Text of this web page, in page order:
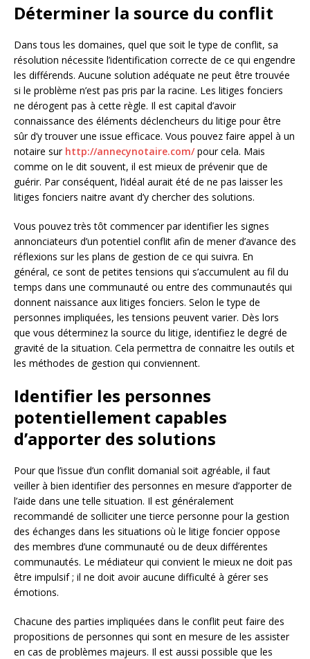
Déterminer la source du conflit
Dans tous les domaines, quel que soit le type de conflit, sa
résolution nécessite l’identification correcte de ce qui engendre
les différends. Aucune solution adéquate ne peut être trouvée
si le problème n’est pas pris par la racine. Les litiges fonciers
ne dérogent pas à cette règle. Il est capital d’avoir
connaissance des éléments déclencheurs du litige pour être
sûr d’y trouver une issue efficace. Vous pouvez faire appel à un
notaire sur http://annecynotaire.com/pour cela. Mais
comme on le dit souvent, il est mieux de prévenir que de
guérir. Par conséquent, l’idéal aurait été de ne pas laisser les
litiges fonciers naitre avant d’y chercher des solutions.
Vous pouvez très tôt commencer par identifier les signes
annonciateurs d’un potentiel conflit afin de mener d’avance des
réflexions sur les plans de gestion de ce qui suivra. En
général, ce sont de petites tensions qui s’accumulent au fil du
temps dans une communauté ou entre des communautés qui
donnent naissance aux litiges fonciers. Selon le type de
personnes impliquées, les tensions peuvent varier. Dès lors
que vous déterminez la source du litige, identifiez le degré de
gravité de la situation. Cela permettra de connaitre les outils et
les méthodes de gestion qui conviennent.
Identifier les personnes
potentiellement capables
d’apporter des solutions
Pour que l’issue d’un conflit domanial soit agréable, il faut
veiller à bien identifier des personnes en mesure d’apporter de
l’aide dans une telle situation. Il est généralement
recommandé de solliciter une tierce personne pour la gestion
des échanges dans les situations où le litige foncier oppose
des membres d’une communauté ou de deux différentes
communautés. Le médiateur qui convient le mieux ne doit pas
être impulsif ; il ne doit avoir aucune difficulté à gérer ses
émotions.
Chacune des parties impliquées dans le conflit peut faire des
propositions de personnes qui sont en mesure de les assister
en cas de problèmes majeurs. Il est aussi possible que les